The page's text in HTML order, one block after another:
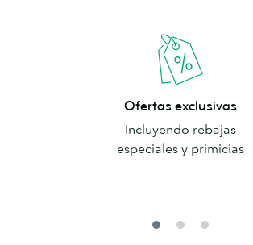
OfertasOfertas exclusivas
Incluyendo rebajas
especiales y primicias